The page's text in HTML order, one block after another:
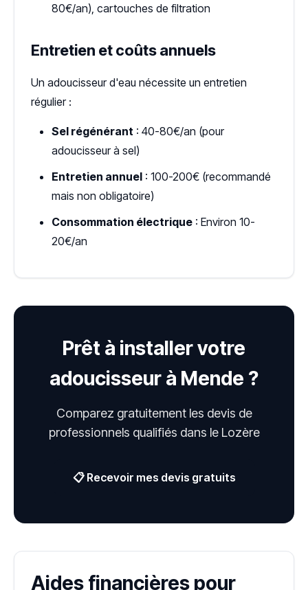
80€/an), cartouches de filtration
Entretien et coûts annuels
Un adoucisseur d'eau nécessite un entretien
régulier :
Sel régénérant : 40-80€/an (pour
adoucisseur à sel)
Entretien annuel : 100-200€ (recommandé
mais non obligatoire)
Consommation électrique : Environ 10-
20€/an
Prêt à installer votre
adoucisseur à Mende ?
Comparez gratuitement les devis de
professionnels qualifiés dans le Lozère
📋 Recevoir mes devis gratuits
Aides financières pour